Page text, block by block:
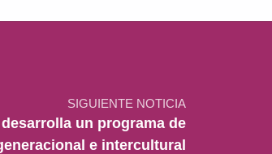
SIGUIENTE NOTICIA
un programa de
e intercultural